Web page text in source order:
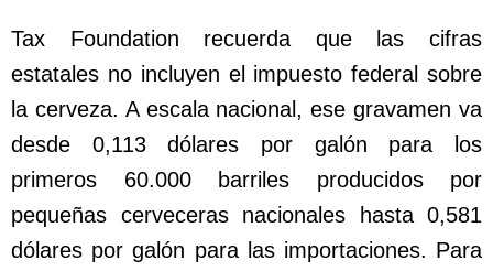
Tax Foundation recuerda que las cifras
estatales no incluyen el impuesto federal sobre
la cerveza. A escala nacional, ese gravamen va
desde 0,113 dólares por galón para los
primeros 60.000 barriles producidos por
pequeñas cerveceras nacionales hasta 0,581
dólares por galón para las importaciones. Para